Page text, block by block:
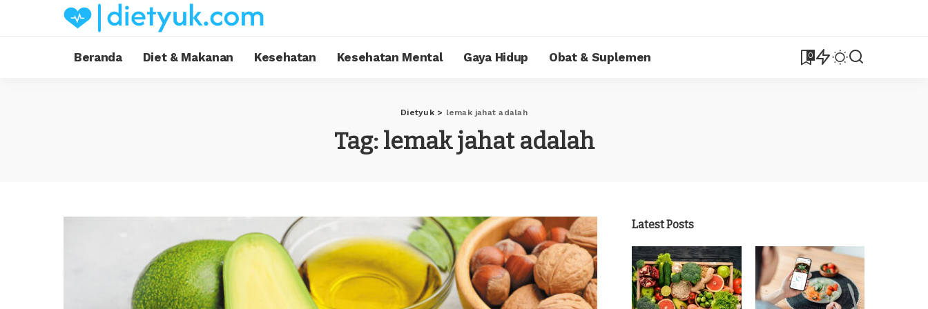
Beranda Diet & Makanan Kesehatan Kesehatan Mental Gaya Hidup Obat & Suplemen 0
Dietyuk> lemak jahat adalah
Tag:lemak jahat adalah
Latest Posts